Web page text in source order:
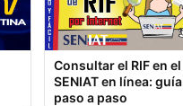
Consultar el RIF en el
SENIAT en línea: guía
paso a paso